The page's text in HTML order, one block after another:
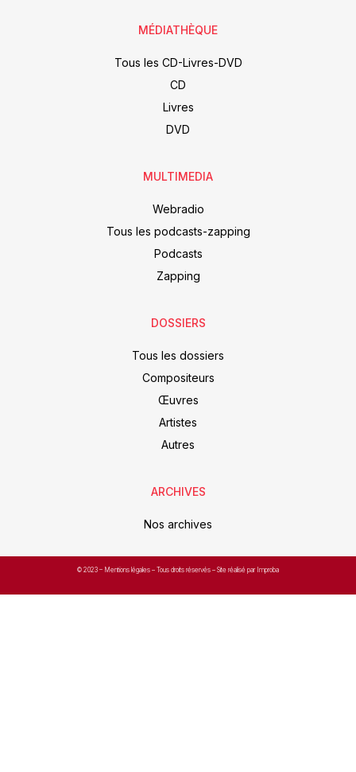
MÉDIATHÈQUE
Tous les CD-Livres-DVD
CD
Livres
DVD
MULTIMEDIA
Webradio
Tous les podcasts-zapping
Podcasts
Zapping
DOSSIERS
Tous les dossiers
Compositeurs
Œuvres
Artistes
Autres
ARCHIVES
Nos archives
© 2023 – Mentions légales – Tous droits réservés – Site réalisé par Improba